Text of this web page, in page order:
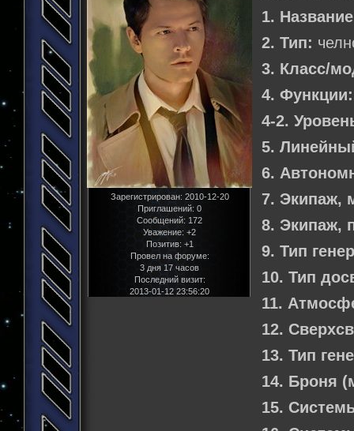
Зарегистрирован: 2010-12-20
Приглашений: 0
Сообщений: 172
Уважение: +2
Позитив: +1
Провел на форуме:
3 дня 17 часов
Последний визит:
2013-01-12 23:56:20
1.
2. Тип:
3. Класс/
4. Функции:
4-2.
5.
6.
7. Экипаж,
8. Экипаж,
9. Тип
10. Тип
11.
12.
13. Тип
14. Броня
15.